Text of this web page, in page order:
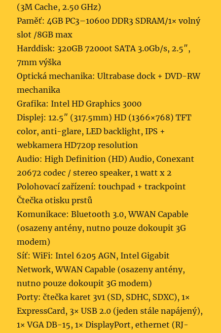
(3M Cache, 2.50 GHz)
Paměť: 4GB PC3–10600 DDR3 SDRAM/1× volný
slot /8GB max
Harddisk: 320GB 7200ot SATA 3.0Gb/s, 2.5″,
7mm výška
Optická mechanika: Ultrabase dock + DVD-RW
mechanika
Grafika: Intel HD Graphics 3000
Displej: 12.5″ (317.5mm) HD (1366×768) TFT
color, anti-glare, LED backlight, IPS +
webkamera HD720p resolution
Audio: High Definition (HD) Audio, Conexant
20672 codec / stereo speaker, 1 watt x 2
Polohovací zařízení: touchpad + trackpoint
Čtečka otisku prstů
Komunikace: Bluetooth 3.0, WWAN Capable
(osazeny antény, nutno pouze dokoupit 3G
modem)
Síť: WiFi: Intel 6205 AGN, Intel Gigabit
Network, WWAN Capable (osazeny antény,
nutno pouze dokoupit 3G modem)
Porty: čtečka karet 3v1 (SD, SDHC, SDXC), 1×
ExpressCard, 3× USB 2.0 (jeden stále napájený),
1× VGA DB-15, 1× DisplayPort, ethernet (RJ-